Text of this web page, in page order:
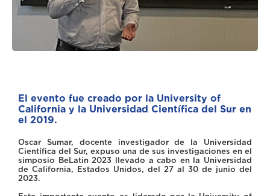
El evento fue creado por la University of
California y la Universidad Científica del Sur en
el 2019.
Oscar Sumar, docente investigador de la Universidad
Científica del Sur, expuso una de sus investigaciones en el
simposio BeLatin 2023 llevado a cabo en la Universidad
de California, Estados Unidos, del 27 al 30 de junio del
2023.